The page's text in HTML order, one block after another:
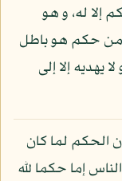
إلا له، و هو
من حكم هو باطل
يهديه إلا إلى
الحكم لما كان
إما حكما لله